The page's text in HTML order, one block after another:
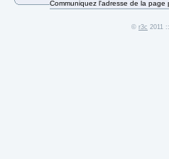
Communiquez l'adresse de la
© r3c 2011